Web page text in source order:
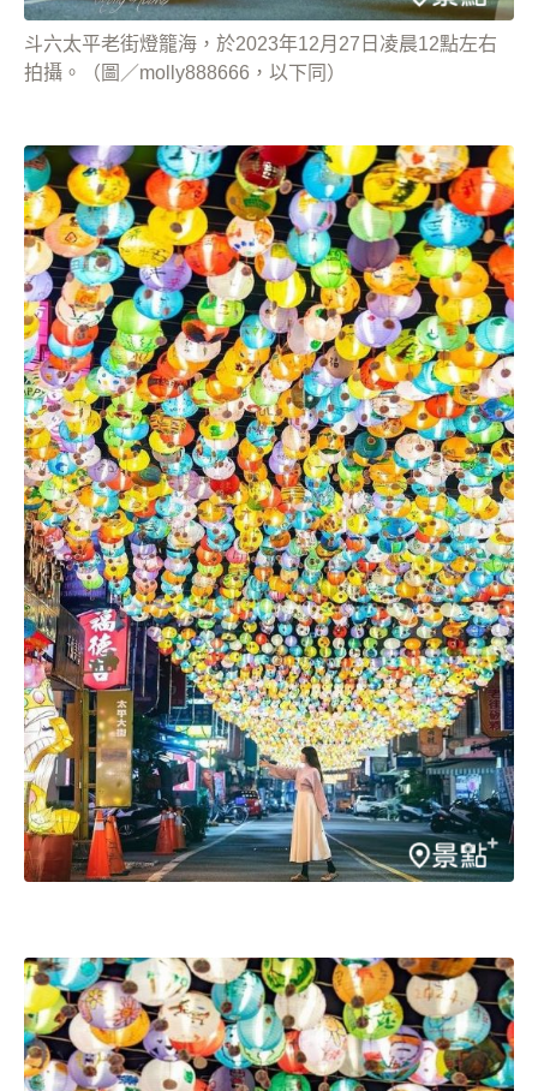
斗六太平老街燈籠海，於2023年12月27日凌晨12點左右
拍攝。（圖／molly888666，以下同）